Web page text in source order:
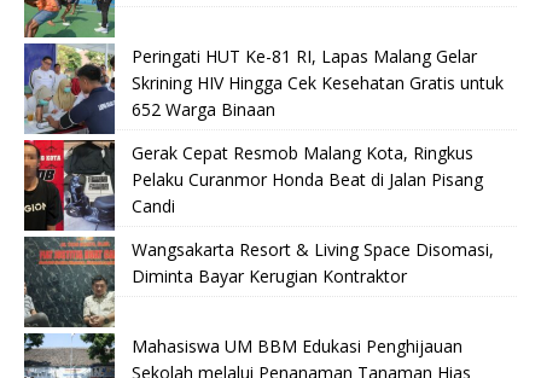
Peringati HUT Ke-81 RI, Lapas Malang Gelar
Skrining HIV Hingga Cek Kesehatan Gratis untuk
652 Warga Binaan
Gerak Cepat Resmob Malang Kota, Ringkus
Pelaku Curanmor Honda Beat di Jalan Pisang
Candi
Wangsakarta Resort & Living Space Disomasi,
Diminta Bayar Kerugian Kontraktor
Mahasiswa UM BBM Edukasi Penghijauan
Sekolah melalui Penanaman Tanaman Hias